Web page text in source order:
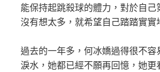
能保持起跳殺球的體力，對於自
沒有想太多，就希望自己踏踏實實
過去的一年多，何冰嬌過得很不
淚水，她都已經不願再回憶，她更